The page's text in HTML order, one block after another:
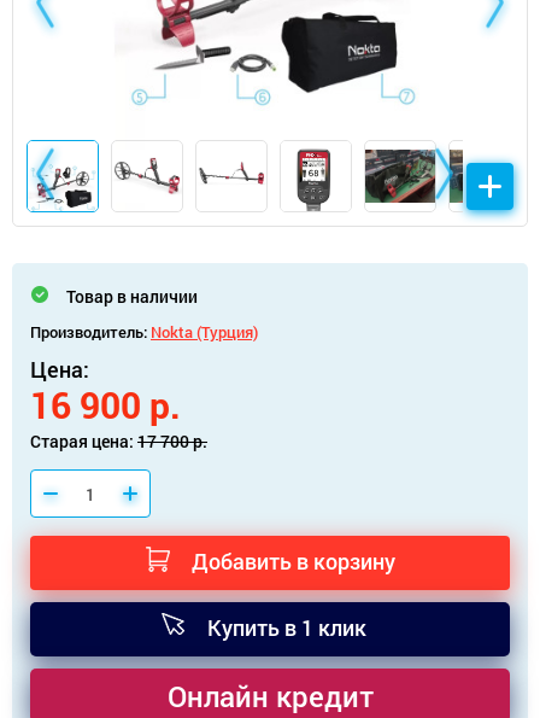
Товар в наличии
Производитель: Nokta (Турция)
Цена:
16 900 р.
Старая цена: 17 700 р.
Добавить в корзину
Купить в 1 клик
Онлайн кредит